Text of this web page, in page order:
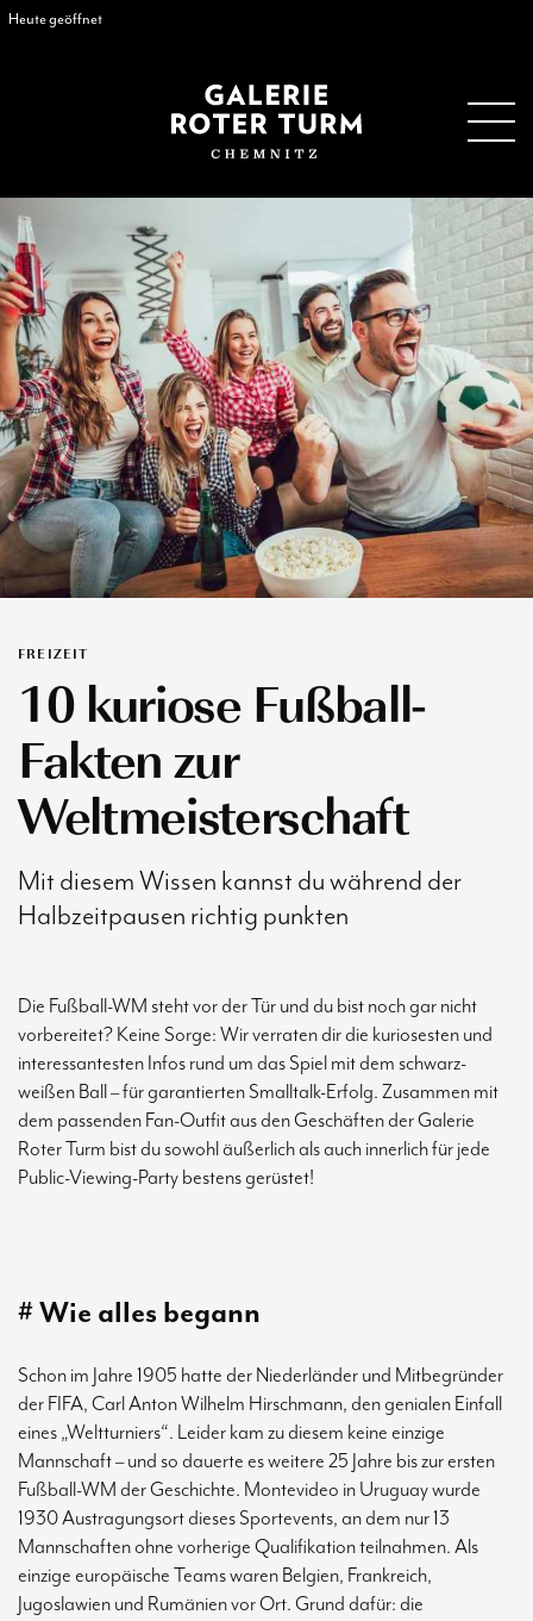
Heute geöffnet
FREIZEIT
10 kuriose Fußball-
Fakten zur
Weltmeisterschaft
Mit diesem Wissen kannst du während der
Halbzeitpausen richtig punkten
Die Fußball-WM steht vor der Tür und du bist noch gar nicht
vorbereitet? Keine Sorge: Wir verraten dir die kuriosesten und
interessantesten Infos rund um das Spiel mit dem schwarz-
weißen Ball – für garantierten Smalltalk-Erfolg. Zusammen mit
dem passenden Fan-Outfit aus den Geschäften der Galerie
Roter Turm bist du sowohl äußerlich als auch innerlich für jede
Public-Viewing-Party bestens gerüstet!
# Wie alles begann
Schon im Jahre 1905 hatte der Niederländer und Mitbegründer
der FIFA, Carl Anton Wilhelm Hirschmann, den genialen Einfall
eines „Weltturniers“. Leider kam zu diesem keine einzige
Mannschaft – und so dauerte es weitere 25 Jahre bis zur ersten
Fußball-WM der Geschichte. Montevideo in Uruguay wurde
1930 Austragungsort dieses Sportevents, an dem nur 13
Mannschaften ohne vorherige Qualifikation teilnahmen. Als
einzige europäische Teams waren Belgien, Frankreich,
Jugoslawien und Rumänien vor Ort. Grund dafür: die